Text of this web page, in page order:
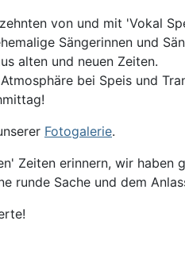
von und mit 'Vokal
Sängerinnen und
alten und neuen Zeiten.
bei Speis und
Fotogalerie.
Zeiten erinnern, wir
runde Sache und dem